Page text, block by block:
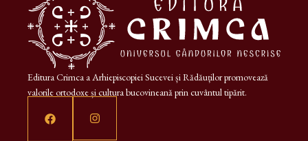
Editura Crimca a Arhiepiscopiei Sucevei și Rădăuților promovează
valorile ortodoxe și cultura bucovineană prin cuvântul tipărit.